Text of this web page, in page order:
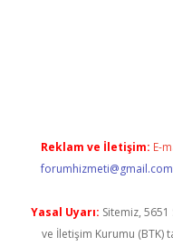
Reklam ve İletişim: E-
forumhizmeti@gmail.com
Yasal Uyarı: Sitemiz, 5651
ve İletişim Kurumu (BTK)